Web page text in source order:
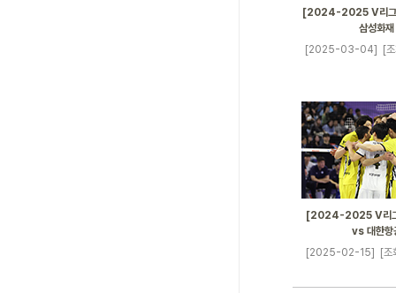
[2024-2025 V리
삼성화재
[2025-03-04]
[
[2024-2025 V리
vs 대한항
[2025-02-15]
[